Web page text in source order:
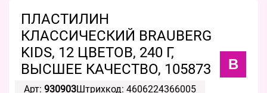
ПЛАСТИЛИН
КЛАССИЧЕСКИЙ BRAUBERG
KIDS, 12 ЦВЕТОВ, 240 Г,
ВЫСШЕЕ КАЧЕСТВО, 105873
B
Арт: 930903Штрихкод: 4606224366005